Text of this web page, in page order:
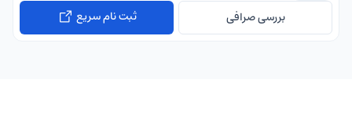
بررسی صرافی
ثبت نام سریع